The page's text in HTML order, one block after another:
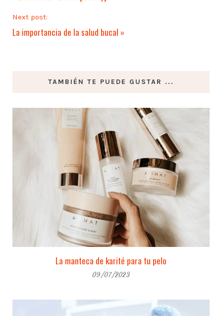
Next post:
La importancia de la salud bucal »
TAMBIÉN TE PUEDE GUSTAR ...
La manteca de karité para tu pelo
09/07/2023